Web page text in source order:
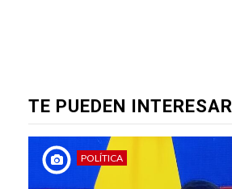
TE PUEDEN INTERESAR
POLÍTICA